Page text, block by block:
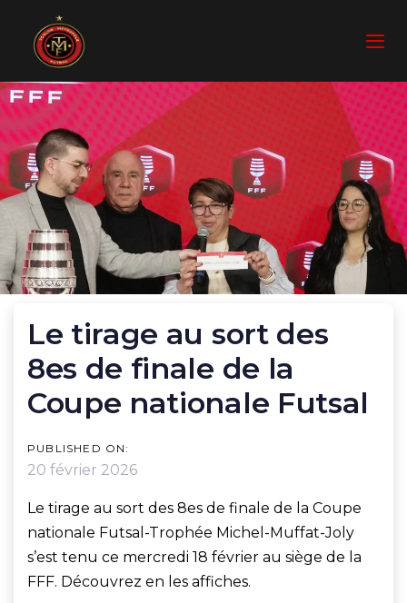
primary
navigation
Skip
to
content
Le tirage au sort des
8es de finale de la
Coupe nationale Futsal
PUBLISHED ON:
20 février 2026
Le tirage au sort des 8es de finale de la Coupe
nationale Futsal-Trophée Michel-Muffat-Joly
s’est tenu ce mercredi 18 février au siège de la
FFF. Découvrez en les affiches.
POST
NAVIGATION